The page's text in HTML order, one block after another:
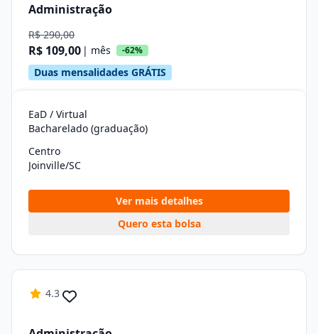
Administração
R$ 290,00
R$ 109,00 | mês -62%
Duas mensalidades GRÁTIS
EaD / Virtual
Bacharelado (graduação)
Centro
Joinville/SC
Ver mais detalhes
Quero esta bolsa
4.3